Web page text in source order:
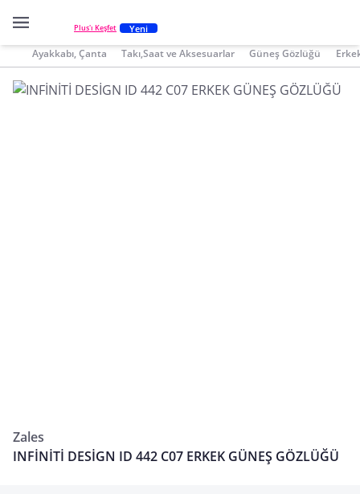
Plus'ı Keşfet Yeni
Ayakkabı, Çanta Takı,Saat ve Aksesuarlar Güneş Gözlüğü
Zales
INFİNİTİ DESİGN ID 442 C07 ERKEK GÜNEŞ GÖZLÜĞÜ